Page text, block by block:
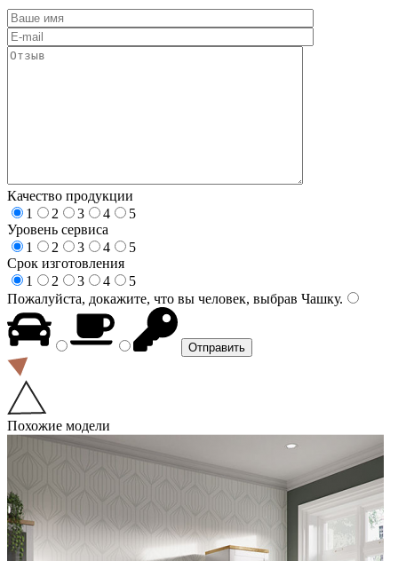
Качество продукции
1
2 3 4
5
Уровень сервиса
1
2 3 4
5
Срок изготовления
1
2 3 4
5
Пожалуйста, докажите, что вы человек, выбрав Чашку.
Похожие модели